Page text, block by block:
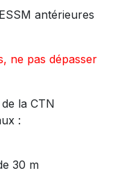
antérieures
ne pas dépasser
la CTN
:
30 m